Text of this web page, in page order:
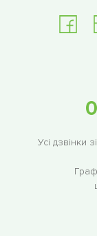
Усі дзвінки